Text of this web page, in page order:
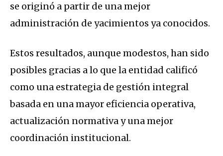
se originó a partir de una mejor
administración de yacimientos ya conocidos.
Estos resultados, aunque modestos, han sido
posibles gracias a lo que la entidad calificó
como una estrategia de gestión integral
basada en una mayor eficiencia operativa,
actualización normativa y una mejor
coordinación institucional.